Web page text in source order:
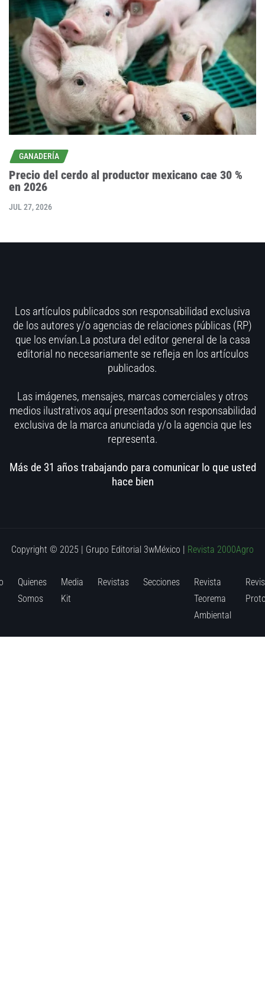
GANADERÍA
Precio del cerdo al productor mexicano cae 30 %
en 2026
JUL 27, 2026
Los artículos publicados son responsabilidad exclusiva
de los autores y/o agencias de relaciones públicas (RP)
que los envían.La postura del editor general de la casa
editorial no necesariamente se refleja en los artículos
publicados.
Las imágenes, mensajes, marcas comerciales y otros
medios ilustrativos aquí presentados son responsabilidad
exclusiva de la marca anunciada y/o la agencia que les
representa.
Más de 31 años trabajando para comunicar lo que usted
hace bien
Copyright © 2025 | Grupo Editorial 3wMéxico Revista 2000Agro
Quienes
Somos
Media
Kit
Revistas Secciones
Revista
Teorema
Ambiental